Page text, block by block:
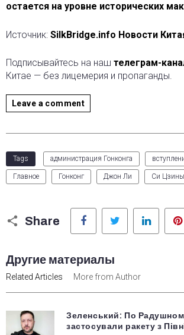
остается на уровне исторических
Источник: SilkBridge.info Новости
Подписывайтесь на наш телеграм-
Китае — без лицемерия и пропаганды.
Leave a comment
Tags администрация Гонконга
Главное Гонконг Джон Ли Си
Share
Facebook Twitter
Другие материалы
Related Articles More from Author
Зеленський: По
застосували ракету з